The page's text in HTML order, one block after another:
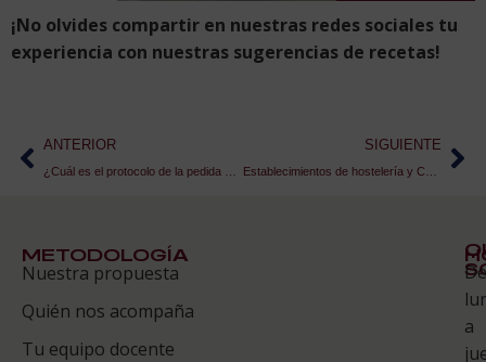
¡No olvides compartir en nuestras redes sociales tu
experiencia con nuestras sugerencias de recetas!
ANTERIOR SIGUIENTE
METODOLOGÍA
Nuestra propuesta
Quién nos acompaña
Tu equipo docente
Te
De
a